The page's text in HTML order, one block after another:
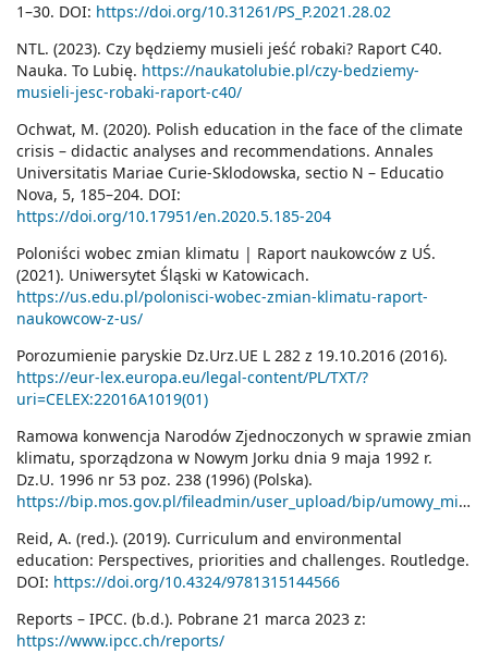
1–30. DOI: https://doi.org/10.31261/PS_P.2021.28.02
NTL. (2023). Czy będziemy musieli jeść robaki? Raport C40.
Nauka. To Lubię. https://naukatolubie.pl/czy-bedziemy-
musieli-jesc-robaki-raport-c40/
Ochwat, M. (2020). Polish education in the face of the climate
crisis – didactic analyses and recommendations. Annales
Universitatis Mariae Curie-Sklodowska, sectio N – Educatio
Nova, 5, 185–204. DOI:
https://doi.org/10.17951/en.2020.5.185-204
Poloniści wobec zmian klimatu | Raport naukowców z UŚ.
(2021). Uniwersytet Śląski w Katowicach.
https://us.edu.pl/polonisci-wobec-zmian-klimatu-raport-
naukowcow-z-us/
Porozumienie paryskie Dz.Urz.UE L 282 z 19.10.2016 (2016).
https://eur-lex.europa.eu/legal-content/PL/TXT/?
uri=CELEX:22016A1019(01)
Ramowa konwencja Narodów Zjednoczonych w sprawie zmian
klimatu, sporządzona w Nowym Jorku dnia 9 maja 1992 r.
Dz.U. 1996 nr 53 poz. 238 (1996) (Polska).
https://bip.mos.gov.pl/fileadmin/user_upload/bip/umowy_miedzynarodowe/zmiany_klimatu/Ramowa_Konwencja.pdf
Reid, A. (red.). (2019). Curriculum and environmental
education: Perspectives, priorities and challenges. Routledge.
DOI: https://doi.org/10.4324/9781315144566
Reports – IPCC. (b.d.). Pobrane 21 marca 2023 z:
https://www.ipcc.ch/reports/